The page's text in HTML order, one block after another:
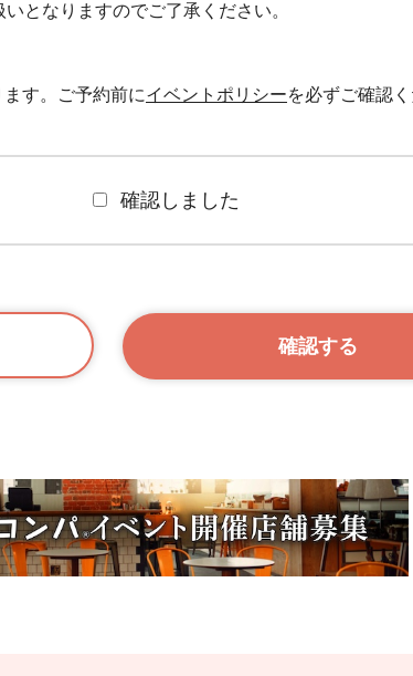
となりますのでご了承ください。
す。ご予約前にイベントポリシーを必ずご確認
確認しました